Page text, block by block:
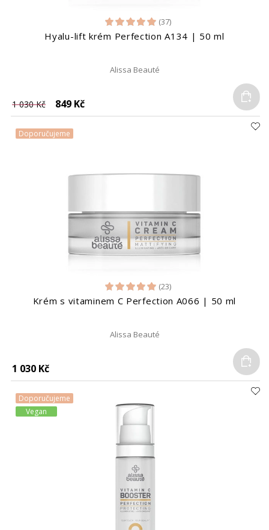
(37)
Hyalu-lift krém Perfection A134 | 50 ml
Alissa Beauté
1 030 Kč 849 Kč
Doporučujeme
(23)
Krém s vitaminem C Perfection A066 | 50 ml
Alissa Beauté
1 030 Kč
Doporučujeme
Vegan